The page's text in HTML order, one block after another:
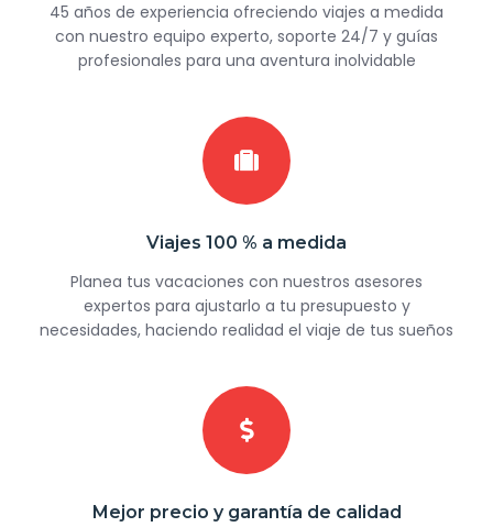
45 años de experiencia ofreciendo viajes a medida
con nuestro equipo experto, soporte 24/7 y guías
profesionales para una aventura inolvidable
Viajes 100 % a medida
Planea tus vacaciones con nuestros asesores
expertos para ajustarlo a tu presupuesto y
necesidades, haciendo realidad el viaje de tus sueños
Mejor precio y garantía de calidad